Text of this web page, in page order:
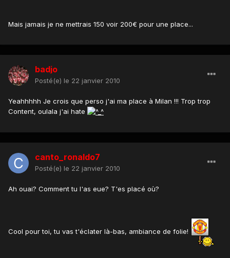
Mais jamais je ne mettrais 150 voir 200€ pour une place...
badjo
Posté(e) le 22 janvier 2010
Yeahhhhh Je crois que perso j'ai ma place à Milan !!! Trop trop
Content, oulala j'ai hate
canto_ronaldo7
Posté(e) le 22 janvier 2010
Ah ouai? Comment tu l'as eue? T'es placé où?
Cool pour toi, tu vas t'éclater là-bas, ambiance de folie!